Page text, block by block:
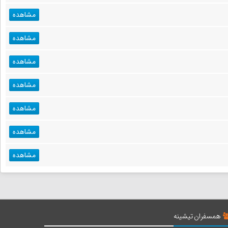
مشاهده
مشاهده
مشاهده
مشاهده
مشاهده
مشاهده
مشاهده
همسفران تیشینه